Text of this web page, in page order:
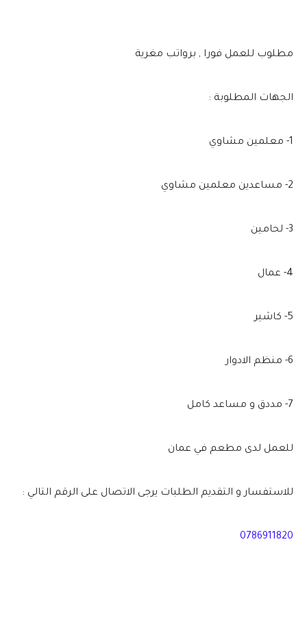
مطلوب للعمل فورا , برواتب مغرية
الجهات المطلوبة :
1- معلمين مشاوي
2- مساعدين معلمين مشاوي
3- لحامين
4- عمال
5- كاشير
6- منظم الادوار
7- مددق و مساعد كامل
للعمل لدى مطعم في عمان
للاستفسار و التقديم الطلبات يرجى الاتصال على الرقم التالي :
0786911820